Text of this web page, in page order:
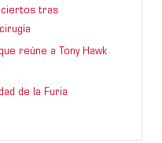
tras
reúne a Tony Hawk
de la Furia